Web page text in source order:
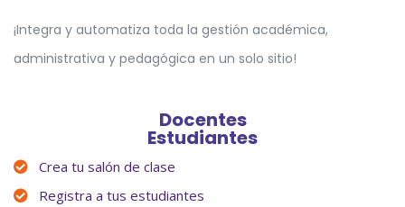
¡Integra y automatiza toda la gestión académica,
administrativa y pedagógica en un solo sitio!
Docentes
Estudiantes
Crea tu salón de clase
Registra a tus estudiantes